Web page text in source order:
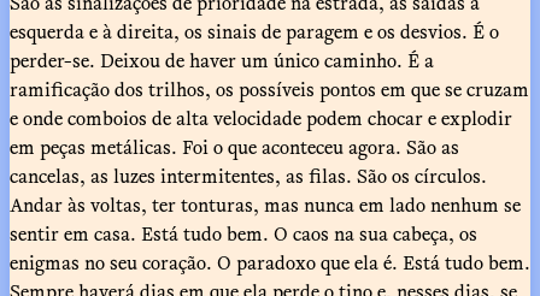
esquerda e à direita, os sinais de paragem e os desvios. É o
perder-se. Deixou de haver um único caminho. É a
ramificação dos trilhos, os possíveis pontos em que se cruzam
e onde comboios de alta velocidade podem chocar e explodir
em peças metálicas. Foi o que aconteceu agora. São as
cancelas, as luzes intermitentes, as filas. São os círculos.
Andar às voltas, ter tonturas, mas nunca em lado nenhum se
sentir em casa. Está tudo bem. O caos na sua cabeça, os
enigmas no seu coração. O paradoxo que ela é. Está tudo bem.